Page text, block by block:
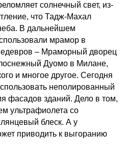
солнечный свет, из-
что Тадж-Махал
В дальнейшем
мрамор в
– Мраморный дворец
Дуомо в Милане,
и многое другое. Сегодня
неполированный
фасадов зданий. Дело в том,
ультрафиолета со
блеск. А у
приводить к выгоранию